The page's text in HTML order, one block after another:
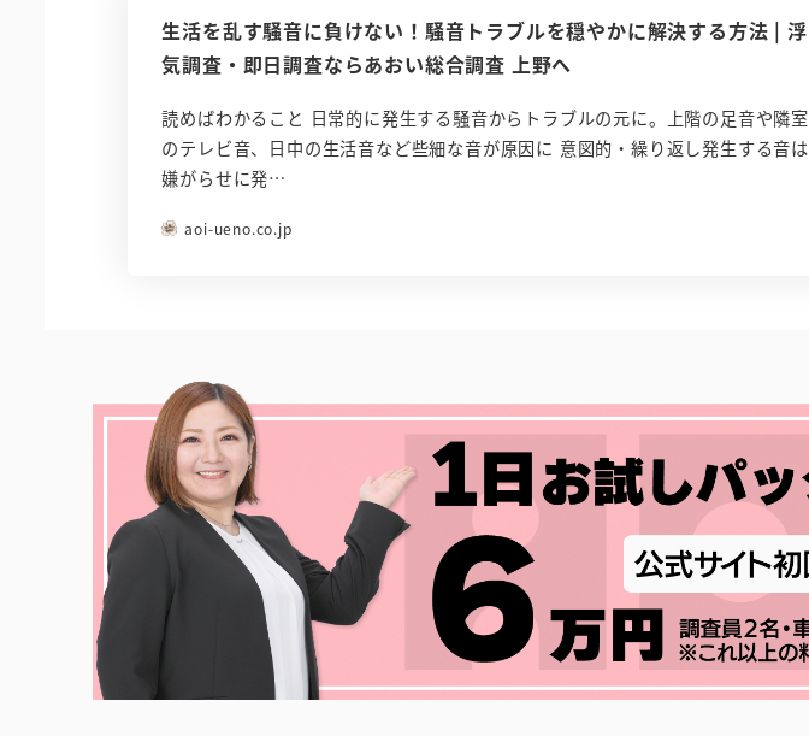
生活を乱す騒音に負けない！騒音トラブルを穏やかに解決する方法 | 浮
気調査・即日調査ならあおい総合調査 上野へ
読めばわかること 日常的に発生する騒音からトラブルの元に。上階の足音や隣室
のテレビ音、日中の生活音など些細な音が原因に 意図的・繰り返し発生する音は
嫌がらせに発…
aoi-ueno.co.jp